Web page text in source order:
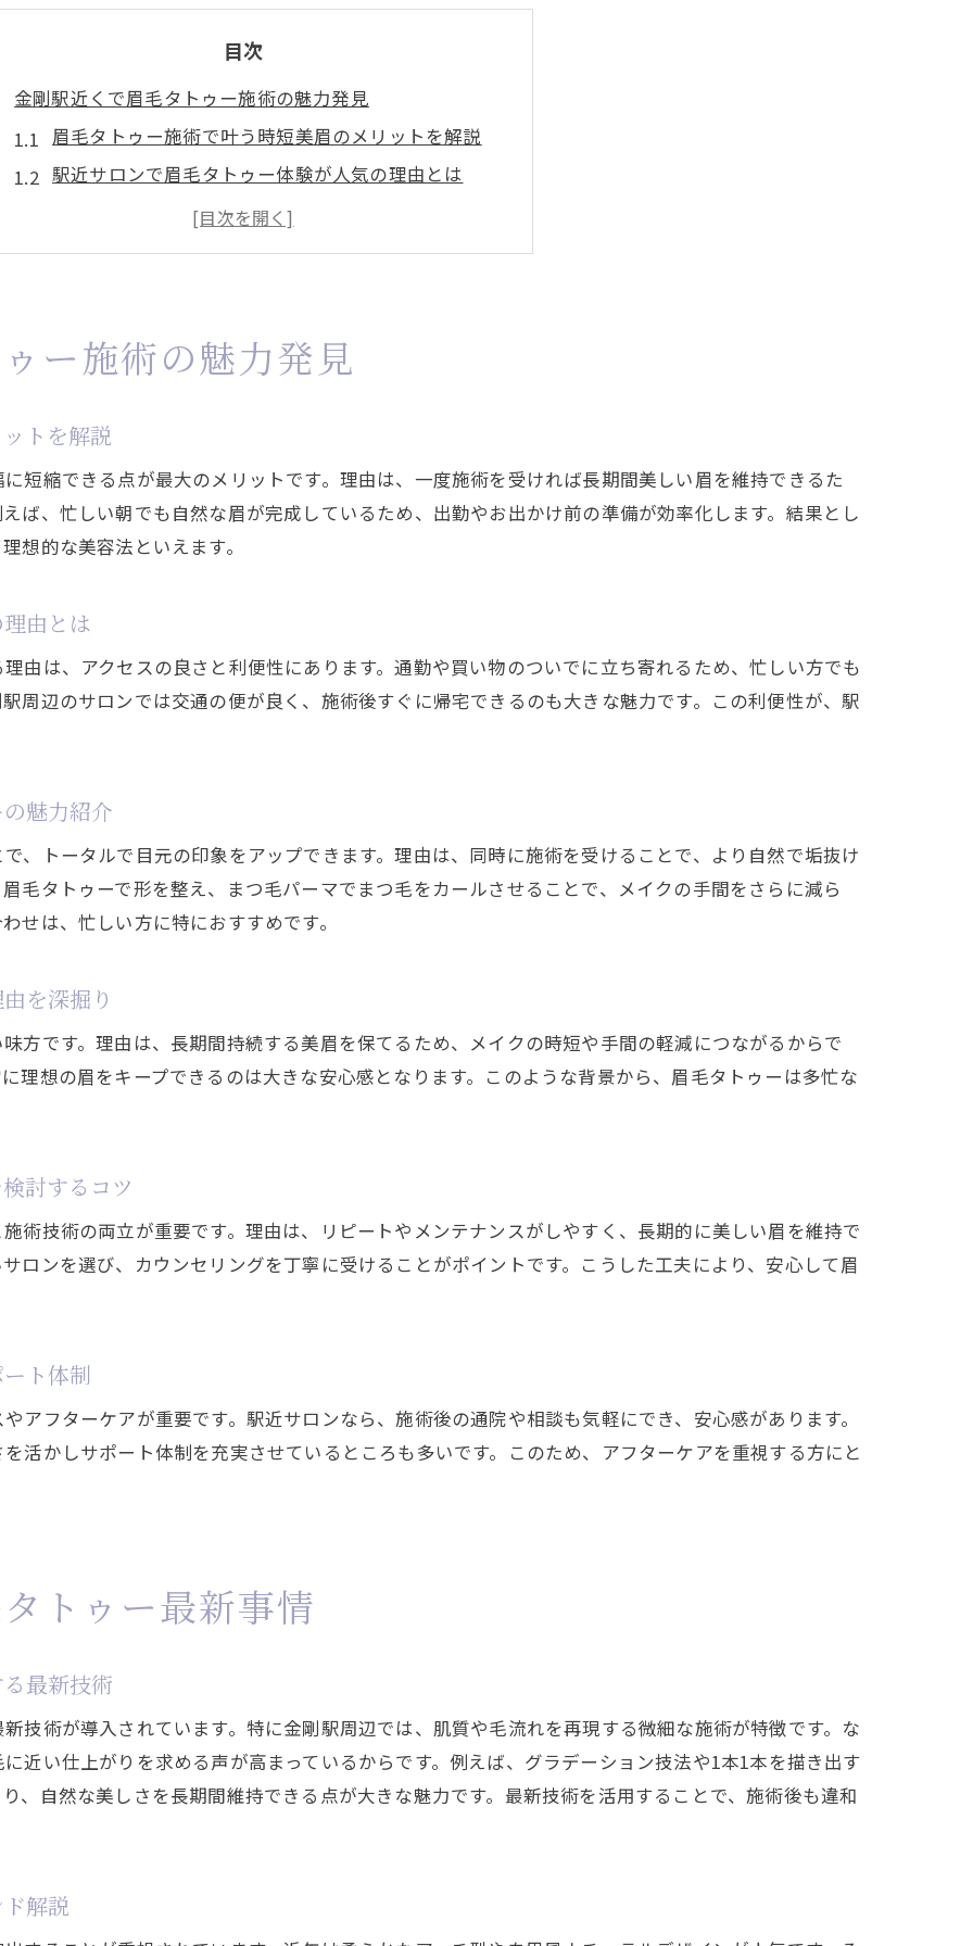
目次
金剛駅近くで眉毛タトゥー施術の魅力発見
眉毛タトゥー施術で叶う時短美眉のメリットを解説
駅近サロンで眉毛タトゥー体験が人気の理由とは
まつ毛パーマ併用も可能な眉毛タトゥーの魅力紹介
眉毛タトゥーが忙しい女性に選ばれる理由を深掘り
自然な眉を叶える眉毛タトゥー最新事情
垢抜け印象を作る眉毛タトゥーのトレンド解説
眉毛タトゥー施術で大切なデザイン選びのポイント
眉毛サロンと眉毛タトゥーの違いを徹底比較
まつ毛enyや眉毛サロンとの組み合わせの相性
眉毛タトゥーの料金相場と期間を徹底解説
眉毛タトゥー施術の料金相場を詳しくご紹介
眉毛タトゥーで知っておきたい施術期間の目安
サロン選びで失敗しない料金確認のポイント
眉毛タトゥーの料金に含まれるサービス内容
メイクは施術後いつから可能かを詳しく紹介
眉毛タトゥー施術後のメイク再開時期を解説
眉毛タトゥー後の日常メイクのコツとポイント
まつ毛とのバランスを考えたメイク復帰方法
眉毛タトゥー後も安心なメイク用品の選び方
年齢制限や性別関係なく選べる眉毛タトゥー施術
未成年が眉毛タトゥーを受ける際の注意ポイント
家族やパートナーと通えるサロン選びの基準
親の同意が必要な場合の流れや注意点まとめ
眉毛タトゥーで垢抜けるためのデザイン提案
垢抜け眉を目指す最新眉毛タトゥーデザイン特集
自分らしい眉毛タトゥーを叶えるカウンセリング術
眉毛タトゥー施術後のケアと持続のポイント
眉毛タトゥー施術後の基本的なケア方法を解説
持続力を高める眉毛タトゥーのアフターケアのコツ
日常生活で注意したい眉毛タトゥーのポイント
リタッチやメンテナンスのタイミングを知る
ー施術の魅力発見
トを解説
短縮できる点が最大のメリットです。理由は、一度施術を受ければ長期間美しい眉を維持できるた
ば、忙しい朝でも自然な眉が完成しているため、出勤やお出かけ前の準備が効率化します。結果とし
想的な美容法といえます。
由とは
由は、アクセスの良さと利便性にあります。通勤や買い物のついでに立ち寄れるため、忙しい方でも
周辺のサロンでは交通の便が良く、施術後すぐに帰宅できるのも大きな魅力です。この利便性が、駅
魅力紹介
、トータルで目元の印象をアップできます。理由は、同時に施術を受けることで、より自然で垢抜け
毛タトゥーで形を整え、まつ毛パーマでまつ毛をカールさせることで、メイクの手間をさらに減ら
せは、忙しい方に特におすすめです。
を深掘り
方です。理由は、長期間持続する美眉を保てるため、メイクの時短や手間の軽減につながるからで
理想の眉をキープできるのは大きな安心感となります。このような背景から、眉毛タトゥーは多忙な
討するコツ
術技術の両立が重要です。理由は、リピートやメンテナンスがしやすく、長期的に美しい眉を維持で
ロンを選び、カウンセリングを丁寧に受けることがポイントです。こうした工夫により、安心して眉
ト体制
アフターケアが重要です。駅近サロンなら、施術後の通院や相談も気軽にでき、安心感があります。
活かしサポート体制を充実させているところも多いです。このため、アフターケアを重視する方にと
トゥー最新事情
最新技術
技術が導入されています。特に金剛駅周辺では、肌質や毛流れを再現する微細な施術が特徴です。な
近い仕上がりを求める声が高まっているからです。例えば、グラデーション技法や1本1本を描き出す
、自然な美しさを長期間維持できる点が大きな魅力です。最新技術を活用することで、施術後も違和
解説